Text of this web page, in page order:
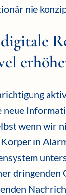
nie
neue
wenn wir
in
dringenden